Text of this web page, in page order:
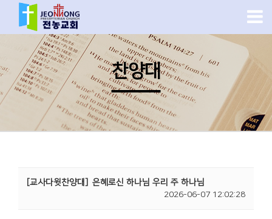
찬양대
[교사다윗찬양대]
은혜로신 하나님 우리 주 하나님
2026-06-07 12:02:28